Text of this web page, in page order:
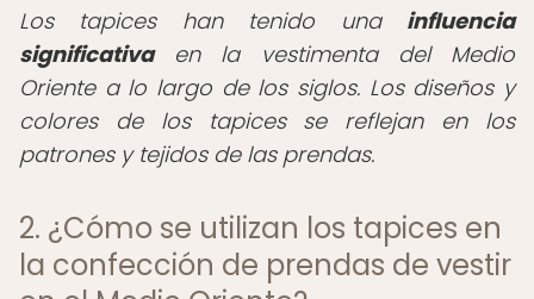
Los tapices han tenido una influencia
significativaen la vestimenta del Medio
Oriente a lo largo de los siglos. Los diseños y
colores de los tapices se reflejan en los
patrones y tejidos de las prendas.
2. ¿Cómo se utilizan los tapices en
la confección de prendas de vestir